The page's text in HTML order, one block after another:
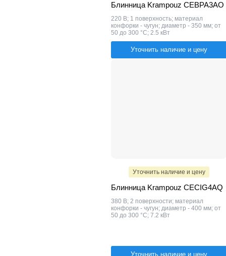
Блинница Krampouz CEBPA3AO
220 В; 1 поверхность; материал
конфорки - чугун; диаметр - 350 мм; от
50 до 300 °C; 2.5 кВт
Уточнить наличие и цену
Уточнить наличие и цену
Блинница Krampouz CECIG4AQ
380 В; 2 поверхности; материал
конфорки - чугун; диаметр - 400 мм; от
50 до 300 °C; 7.2 кВт
Уточнить наличие и цену